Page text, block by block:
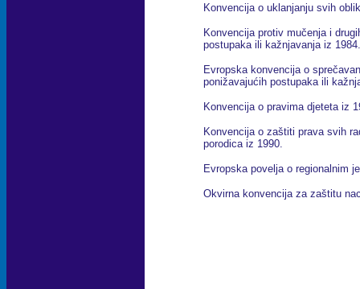
Konvencija o uklanjanju svih
Konvencija protiv mučenja i
postupaka ili kažnjavanja iz 1984.
Evropska konvencija o
ponižavajućih postupaka ili
Konvencija o pravima djeteta iz
Konvencija o zaštiti prava svih
porodica iz 1990.
Evropska povelja o regionalnim
Okvirna konvencija za zaštitu